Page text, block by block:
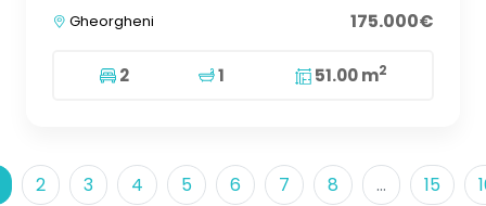
Gheorgheni 175.000€
2 1 51.00 m2
2 3 4 5 6 7 8 ... 15